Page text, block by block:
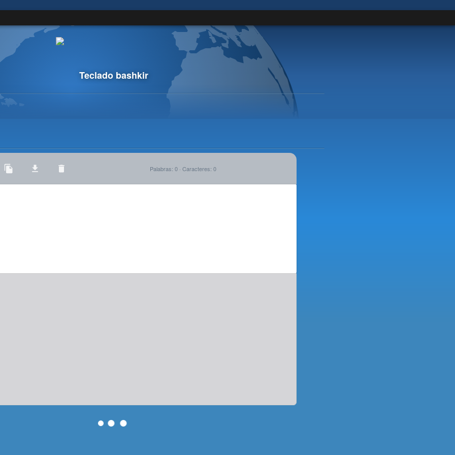
Teclado bashkir
Palabras: 0 · Caracteres: 0